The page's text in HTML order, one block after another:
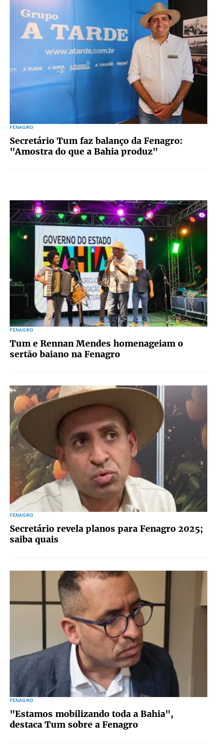
FENAGRO
Secretário Tum faz balanço da Fenagro:
"Amostra do que a Bahia produz"
FENAGRO
Tum e Rennan Mendes homenageiam o
sertão baiano na Fenagro
FENAGRO
Secretário revela planos para Fenagro 2025;
saiba quais
FENAGRO
"Estamos mobilizando toda a Bahia",
destaca Tum sobre a Fenagro